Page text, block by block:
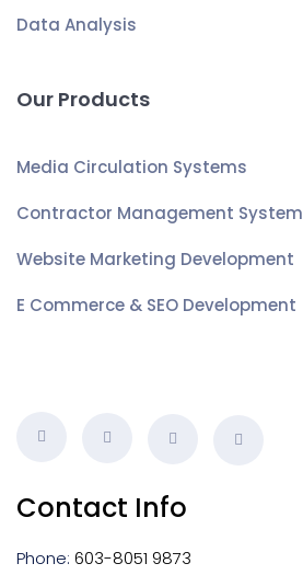
Data Analysis
Our Products
Media Circulation Systems
Contractor Management System
Website Marketing Development
E Commerce & SEO Development
Contact Info
Phone: 603-8051 9873